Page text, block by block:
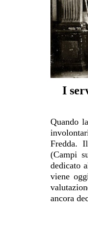
I
Quando
Fredda.
(Campi
dedicato
viene
ancora